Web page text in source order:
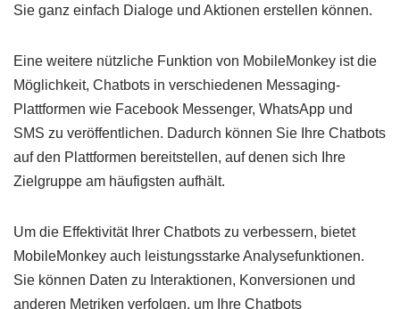
Sie ganz einfach Dialoge und Aktionen erstellen können.
Eine weitere nützliche Funktion von MobileMonkey ist die
Möglichkeit, Chatbots in verschiedenen Messaging-
Plattformen wie Facebook Messenger, WhatsApp und
SMS zu veröffentlichen. Dadurch können Sie Ihre Chatbots
auf den Plattformen bereitstellen, auf denen sich Ihre
Zielgruppe am häufigsten aufhält.
Um die Effektivität Ihrer Chatbots zu verbessern, bietet
MobileMonkey auch leistungsstarke Analysefunktionen.
Sie können Daten zu Interaktionen, Konversionen und
anderen Metriken verfolgen, um Ihre Chatbots